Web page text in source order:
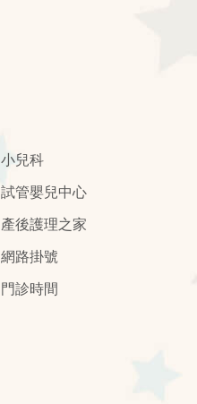
小兒科
試管嬰兒中心
產後護理之家
網路掛號
門診時間